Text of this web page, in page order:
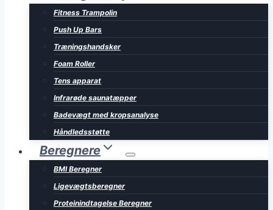
Fitness Trampolin
Push Up Bars
Træningshandsker
Foam Roller
Tens apparat
Infrarøde saunatæpper
Badevægt med kropsanalyse
Håndledsstøtte
Beregnere
BMI Beregner
Ligevægtsberegner
Proteinindtagelse Beregner